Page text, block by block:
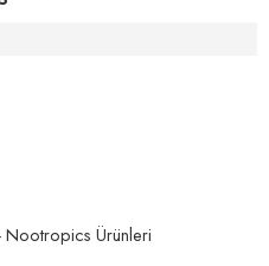
Nootropics Ürünleri